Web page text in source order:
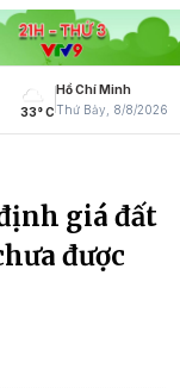
33° C
Hồ Chí Minh
Thứ Bảy, 8/8/2026
giá đất
được